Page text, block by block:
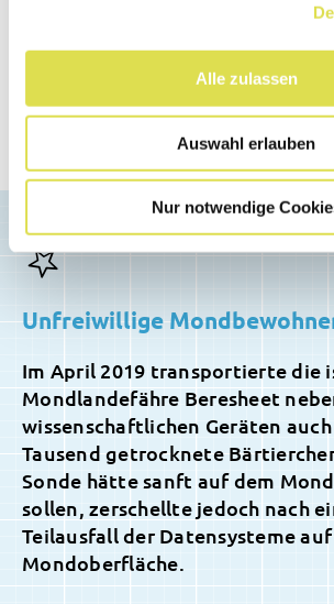
Alle zulassen
Auswahl erlauben
Nur notwendige
die Bärtierchen „fressen und
Unfreiwillige
Im April 2019 transportierte die
Mondlandefähre Beresheet
wissenschaftlichen Geräten
Tausend getrocknete
Sonde hätte sanft auf dem
sollen, zerschellte jedoch nach
Teilausfall der Datensysteme
Mondoberfläche.